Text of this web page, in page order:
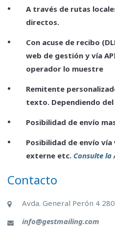
A través de rutas
directos.
Con acuse de recibo
web de gestión y vía
operador lo muestre
Remitente
texto. Dependiendo del
Posibilidad de envío
Posibilidad de envío vía
externe etc. Consulte la
Contacto
Avda. General Perón 4
info@gestmailing.com